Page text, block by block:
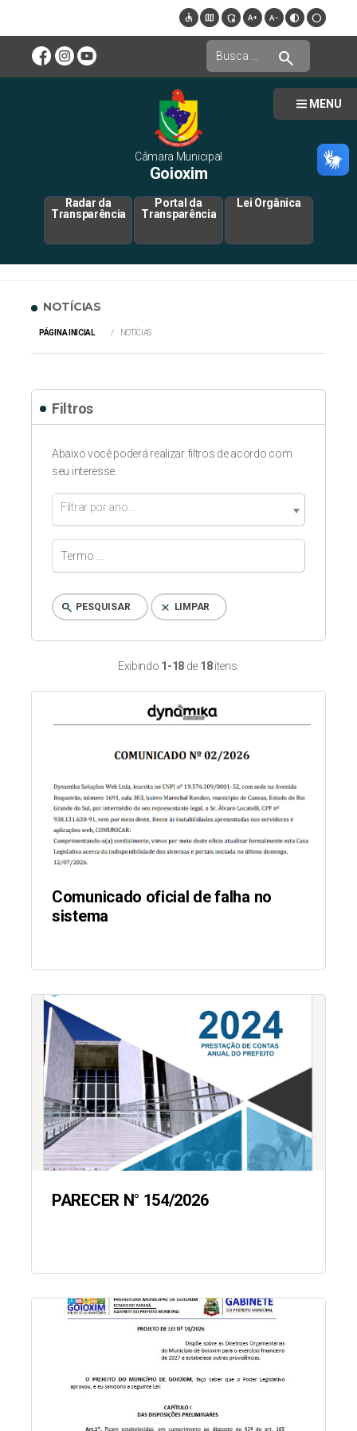
MENU
accessible map admin_panel_settings text_increase text_decrease contrast circle
search
Câmara Municipal
Goioxim
Radar da
Transparência
Portal da
Transparência
Lei Orgânica
NOTÍCIAS
PÁGINA INICIAL NOTÍCIAS
Exibindo 1-18 de 18itens.
Comunicado oficial de falha no
sistema
PARECER N° 154/2026
Filtros
Abaixo você poderá realizar filtros de acordo com
seu interesse.
Filtrar por ano...
search PESQUISAR clear LIMPAR